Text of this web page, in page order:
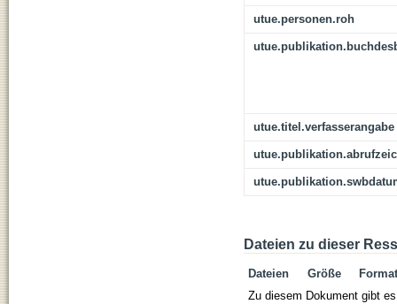
utue.personen.roh
utue.titel.verfasserangabe
Dateien zu dieser
Dateien Größe
Format
Zu diesem Dokument gibt